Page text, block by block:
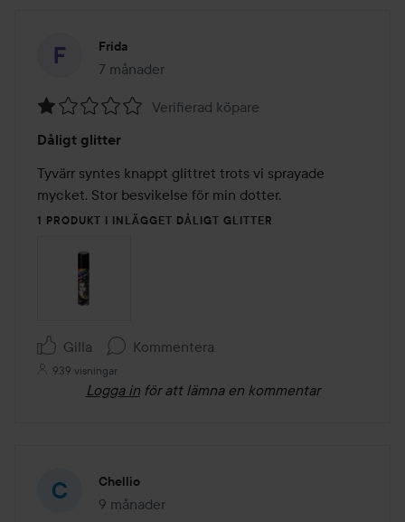
Frida
7 månader
Inlägget skapades 7 månader
1
av
5
Verifierad köpare
Dåligt glitter
Tyvärr syntes knappt glittret trots vi sprayade
mycket. Stor besvikelse för min dotter.
1 PRODUKT I INLÄGGET DÅLIGT GLITTER
Gilla Kommentera
939 visningar
Logga in för att lämna en kommentar
Chellio
9 månader
Inlägget skapades 9 månader